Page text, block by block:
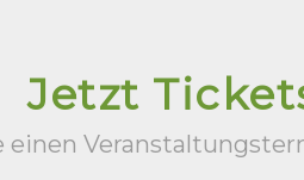
Jetzt
einen